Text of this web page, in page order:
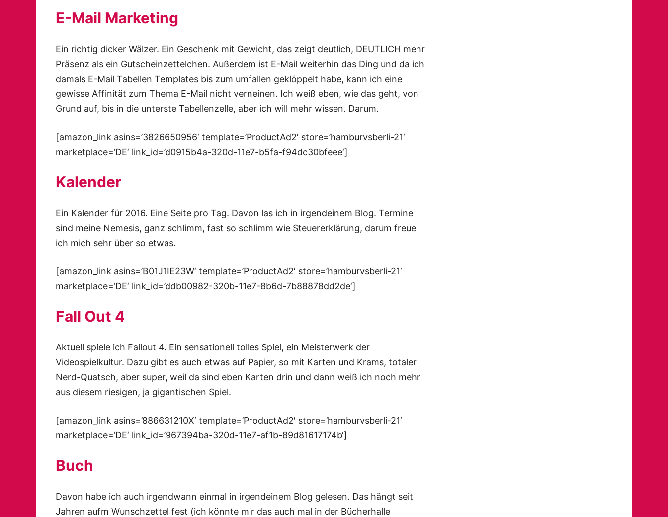
E-Mail Marketing
Ein richtig dicker Wälzer. Ein Geschenk mit Gewicht, das zeigt deutlich, DEUTLICH mehr
Präsenz als ein Gutscheinzettelchen. Außerdem ist E-Mail weiterhin das Ding und da ich
damals E-Mail Tabellen Templates bis zum umfallen geklöppelt habe, kann ich eine
gewisse Affinität zum Thema E-Mail nicht verneinen. Ich weiß eben, wie das geht, von
Grund auf, bis in die unterste Tabellenzelle, aber ich will mehr wissen. Darum.
[amazon_link asins=’3826650956′ template=’ProductAd2′ store=’hamburvsberli-21′
marketplace=’DE‘ link_id=’d0915b4a-320d-11e7-b5fa-f94dc30bfeee‘]
Kalender
Ein Kalender für 2016. Eine Seite pro Tag. Davon las ich in irgendeinem Blog. Termine
sind meine Nemesis, ganz schlimm, fast so schlimm wie Steuererklärung, darum freue
ich mich sehr über so etwas.
[amazon_link asins=’B01J1IE23W‘ template=’ProductAd2′ store=’hamburvsberli-21′
marketplace=’DE‘ link_id=’ddb00982-320b-11e7-8b6d-7b88878dd2de‘]
Fall Out 4
Aktuell spiele ich Fallout 4. Ein sensationell tolles Spiel, ein Meisterwerk der
Videospielkultur. Dazu gibt es auch etwas auf Papier, so mit Karten und Krams, totaler
Nerd-Quatsch, aber super, weil da sind eben Karten drin und dann weiß ich noch mehr
aus diesem riesigen, ja gigantischen Spiel.
[amazon_link asins=’886631210X‘ template=’ProductAd2′ store=’hamburvsberli-21′
marketplace=’DE‘ link_id=’967394ba-320d-11e7-af1b-89d81617174b‘]
Buch
Davon habe ich auch irgendwann einmal in irgendeinem Blog gelesen. Das hängt seit
Jahren aufm Wunschzettel fest (ich könnte mir das auch mal in der Bücherhalle